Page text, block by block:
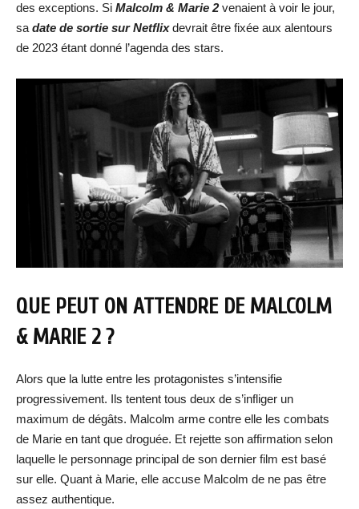
des exceptions. Si Malcolm & Marie 2venaient à voir le jour,
sa date de sortie sur Netflixdevrait être fixée aux alentours
de 2023 étant donné l’agenda des stars.
QUE PEUT ON ATTENDRE DE MALCOLM
& MARIE 2 ?
Alors que la lutte entre les protagonistes s’intensifie
progressivement. Ils tentent tous deux de s’infliger un
maximum de dégâts. Malcolm arme contre elle les combats
de Marie en tant que droguée. Et rejette son affirmation selon
laquelle le personnage principal de son dernier film est basé
sur elle. Quant à Marie, elle accuse Malcolm de ne pas être
assez authentique.